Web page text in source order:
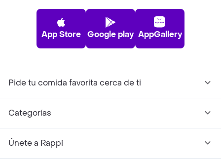
App Store Google play AppGallery
Pide tu comida favorita cerca de ti
Categorías
Únete a Rappi